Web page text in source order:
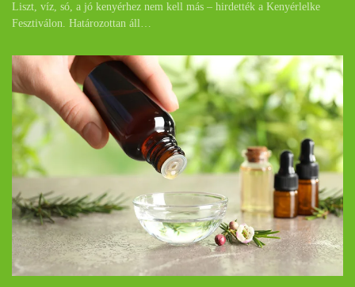
Liszt, víz, só, a jó kenyérhez nem kell más – hirdették a Kenyérlelke
Fesztiválon. Határozottan áll…